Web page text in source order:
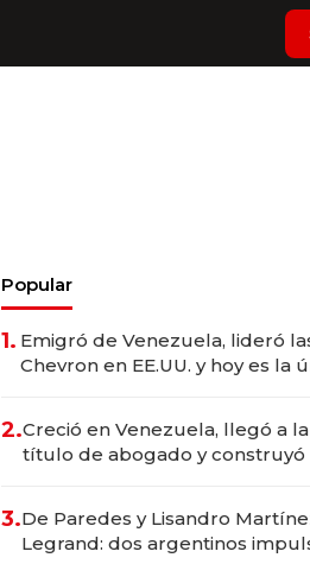
Popular
1. Emigró de Venezuela, lideró
Chevron en EE.UU. y hoy es la
2.Creció en Venezuela, llegó a
título de abogado y construyó
3.De Paredes y Lisandro
Legrand: dos argentinos